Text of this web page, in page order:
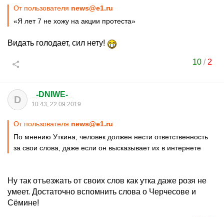
От пользователя news@e1.ru
«Я лет 7 не хожу на акции протеста»
Видать голодает, сил нету!
10 / 2
D _-DNIWE-_
10:43, 22.09.2019
От пользователя news@e1.ru
По мнению Уткина, человек должен нести ответственность
за свои слова, даже если он высказывает их в интернете
Ну так отъезжать от своих слов как утка даже розя не
умеет. Достаточно вспомнить слова о Черчесове и
Сёмине!